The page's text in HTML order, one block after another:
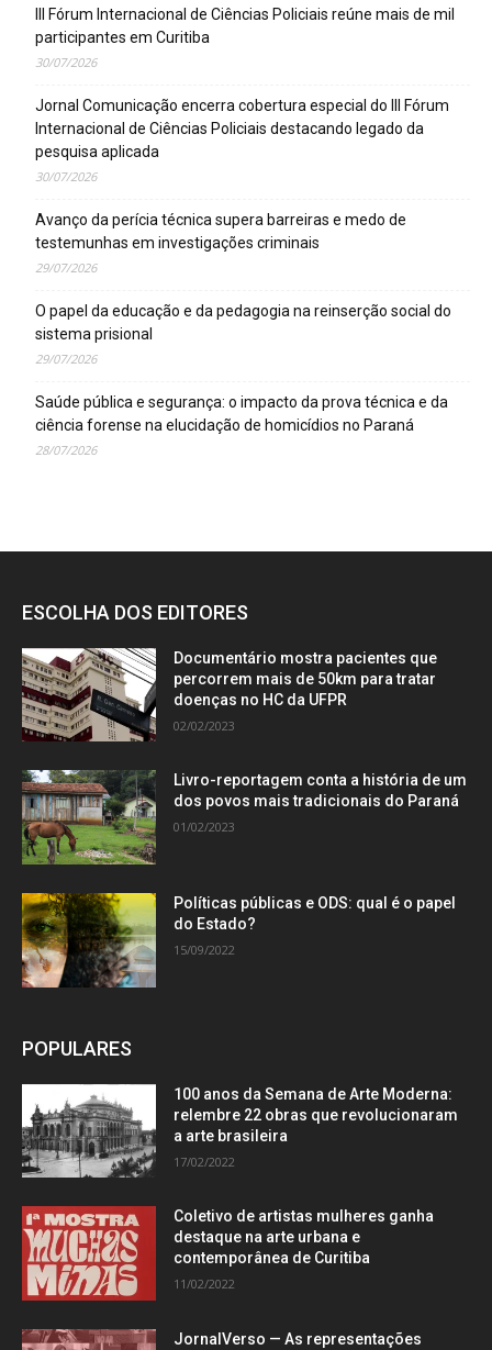
III Fórum Internacional de Ciências Policiais reúne mais de mil
participantes em Curitiba
30/07/2026
Jornal Comunicação encerra cobertura especial do III Fórum
Internacional de Ciências Policiais destacando legado da
pesquisa aplicada
30/07/2026
Avanço da perícia técnica supera barreiras e medo de
testemunhas em investigações criminais
29/07/2026
O papel da educação e da pedagogia na reinserção social do
sistema prisional
29/07/2026
Saúde pública e segurança: o impacto da prova técnica e da
ciência forense na elucidação de homicídios no Paraná
28/07/2026
ESCOLHA DOS EDITORES
Documentário mostra pacientes que
percorrem mais de 50km para tratar
doenças no HC da UFPR
02/02/2023
Livro-reportagem conta a história de um
dos povos mais tradicionais do Paraná
01/02/2023
Políticas públicas e ODS: qual é o papel
do Estado?
15/09/2022
POPULARES
100 anos da Semana de Arte Moderna:
relembre 22 obras que revolucionaram
a arte brasileira
17/02/2022
Coletivo de artistas mulheres ganha
destaque na arte urbana e
contemporânea de Curitiba
11/02/2022
JornalVerso — As representações